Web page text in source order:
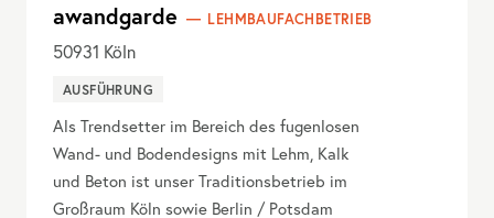
awandgarde LEHMBAUFACHBETRIEB
50931 Köln
AUSFÜHRUNG
Als Trendsetter im Bereich des fugenlosen
Wand- und Bodendesigns mit Lehm, Kalk
und Beton ist unser Traditionsbetrieb im
Großraum Köln sowie Berlin / Potsdam